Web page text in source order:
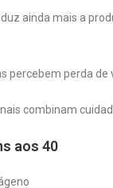
ainda mais a
percebem perda
combinam
aos 40